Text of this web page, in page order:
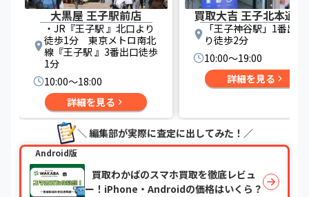
大黒屋 王子駅前店
・JR『王子駅 』北口より
徒歩1分 東京メトロ南北
線『王子駅 』3番出口徒歩
1分
10:00〜18:00
詳細を見る
買取大吉 王子北本通
「王子神谷駅」1番出
り徒歩2分
10:00〜19:00
詳細を見る
＼ 編集部が実際に査定に出してみた！／
Android版
買取わかばのスマホ買取を徹底レビュ
ー！iPhone・Androidの価格はいくら？